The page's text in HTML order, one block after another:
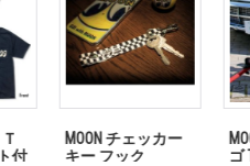
MOON チェッカー
キー フック
MOON
ゴ T シャ